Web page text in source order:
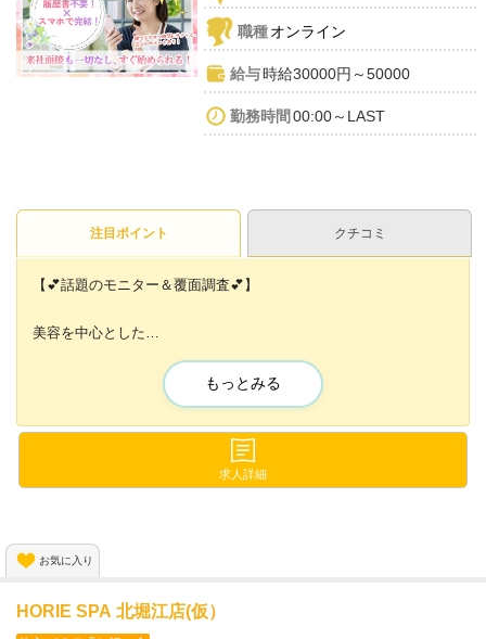
職種オンライン
給与時給30000円～50000
勤務時間 00:00～LAST
注目ポイント クチコミ
【💕話題のモニター＆覆面調査💕】
美容を中心とした
自宅にいながらお小遣い稼ぎ感覚で
気軽に始められます📱⚡💕
オンラインセミナーを受けて頂いた方「全員」に
是非この機会にご利用ください!!
もっとみる
求人詳細
お気に入り
HORIE SPA 北堀江店(仮）